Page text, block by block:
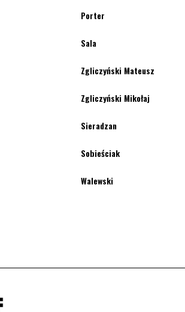
Porter
Sala
Zgliczyński Mateusz
Zgliczyński Mikołaj
Sieradzan
Sobieściak
Walewski